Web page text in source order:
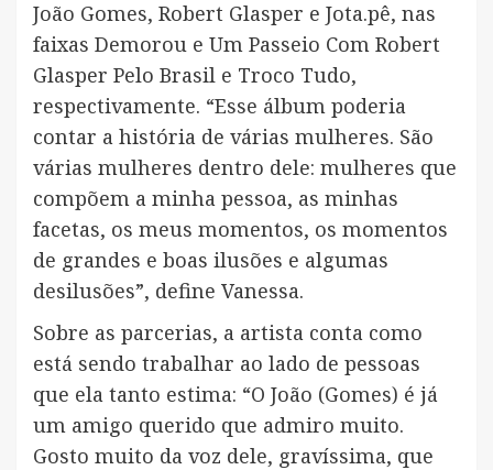
João Gomes, Robert Glasper e Jota.pê, nas
faixas Demorou e Um Passeio Com Robert
Glasper Pelo Brasil e Troco Tudo,
respectivamente. “Esse álbum poderia
contar a história de várias mulheres. São
várias mulheres dentro dele: mulheres que
compõem a minha pessoa, as minhas
facetas, os meus momentos, os momentos
de grandes e boas ilusões e algumas
desilusões”, define Vanessa.
Sobre as parcerias, a artista conta como
está sendo trabalhar ao lado de pessoas
que ela tanto estima: “O João (Gomes) é já
um amigo querido que admiro muito.
Gosto muito da voz dele, gravíssima, que